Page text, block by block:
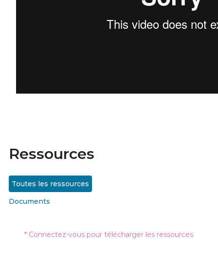
Ressources
Toutes les ressources
Documents
* Connectez-vous pour télécharger les ressources